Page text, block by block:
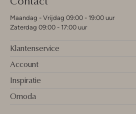
Maandag - Vrijdag 09:00 - 19:00 uur
Zaterdag 09:00 - 17:00 uur
Klantenservice
Account
Inspiratie
Omoda